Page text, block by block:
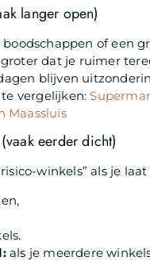
langer open)
boodschappen of een
dat je ruimer
blijven
vergelijken:
Maassluis
eerder dicht)
winkels” als je
als je meerdere